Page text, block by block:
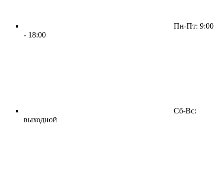
Пн-Пт: 9:00
- 18:00
Сб-Вс:
выходной